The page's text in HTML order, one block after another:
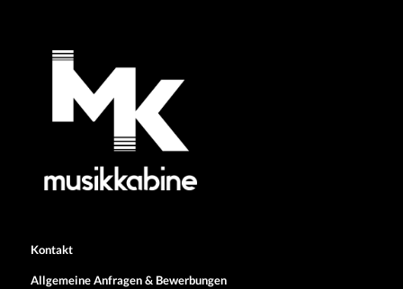
Kontakt
Allgemeine Anfragen & Bewerbungen